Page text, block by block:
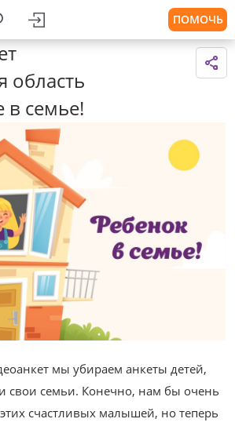
ПОМОЧЬ
область
в семье!
мы убираем анкеты детей,
свои семьи. Конечно, нам бы очень
этих счастливых малышей, но теперь